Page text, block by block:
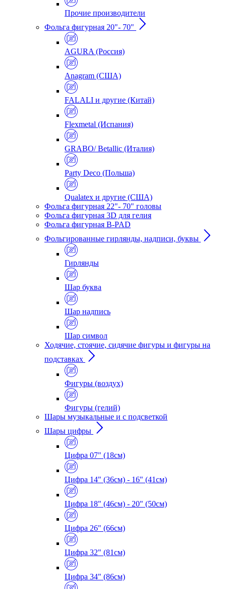
Прочие производители
Фольга фигурная 20"- 70"
AGURA (Россия)
Anagram (США)
FALALI и другие (Китай)
Flexmetal (Испания)
GRABO/ Betallic (Италия)
Party Deco (Польша)
Qualatex и другие (США)
Фольга фигурная 22"- 70" головы
Фольга фигурная 3D для гелия
Фольга фигурная B-PAD
Фольгированные гирлянды, надписи, буквы
Гирлянды
Шар буква
Шар надпись
Шар символ
Ходячие, стоячие, сидячие фигуры и фигуры на
подставках
Фигуры (воздух)
Фигуры (гелий)
Шары музыкальные и с подсветкой
Шары цифры
Цифра 07" (18см)
Цифра 14" (36см) - 16" (41см)
Цифра 18" (46см) - 20" (50см)
Цифра 26" (66см)
Цифра 32" (81см)
Цифра 34" (86см)